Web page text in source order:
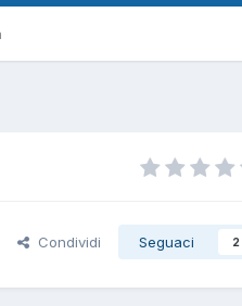
Condividi Seguaci 2